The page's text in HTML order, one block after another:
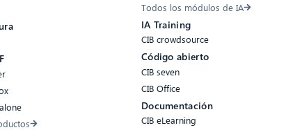
Todos los módulos de IA
IA Training
CIB crowdsource
Código abierto
CIB seven
CIB Office
Documentación
CIB eLearning